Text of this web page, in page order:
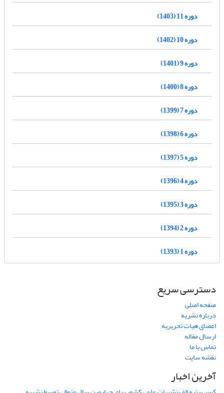
دوره 11 (1403)
دوره 10 (1402)
دوره 9 (1401)
دوره 8 (1400)
دوره 7 (1399)
دوره 6 (1398)
دوره 5 (1397)
دوره 4 (1396)
دوره 3 (1395)
دوره 2 (1394)
دوره 1 (1393)
دسترسی سریع
صفحه اصلی
درباره نشریه
اعضای هیات تحریریه
ارسال مقاله
تماس با ما
نقشه سایت
آخرین اخبار